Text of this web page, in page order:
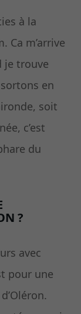
à la
Ca m’arrive
je trouve
en
soit
c’est
du
?
avec
pour une